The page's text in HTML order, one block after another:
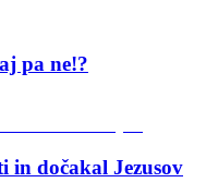
pa ne!?
in dočakal Jezusov